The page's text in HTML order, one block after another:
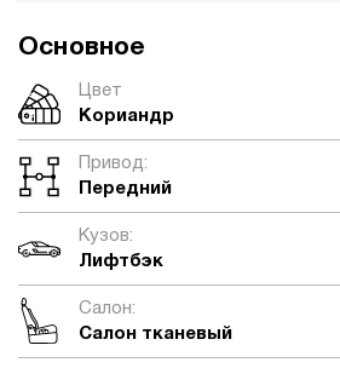
Основное
Цвет
Кориандр
Привод:
Передний
Кузов:
Лифтбэк
Салон:
Салон тканевый